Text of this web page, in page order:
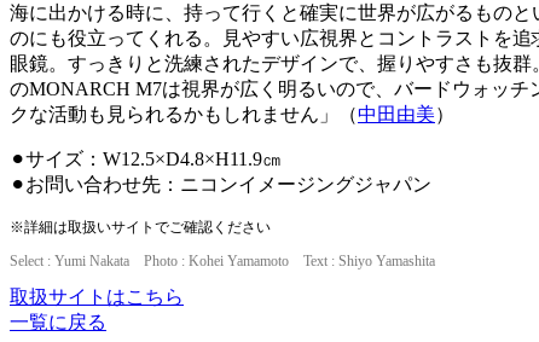
海に出かける時に、持って行くと確実に世界が広がるもの
のにも役立ってくれる。見やすい広視界とコントラストを
眼鏡。すっきりと洗練されたデザインで、握りやすさも抜
のMONARCH M7は視界が広く明るいので、バードウォッ
クな活動も見られるかもしれません」（中田由美）
⚫︎サイズ：W12.5×D4.8×H11.9㎝
⚫︎お問い合わせ先：ニコンイメージングジャパン
※詳細は取扱いサイトでご確認ください
Select : Yumi Nakata Photo : Kohei Yamamoto Text : Shiyo Yamashita
取扱サイトはこちら
一覧に戻る